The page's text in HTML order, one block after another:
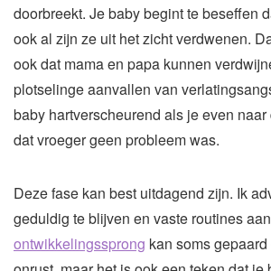
doorbreekt. Je baby begint te beseffen
ook al zijn ze uit het zicht verdwenen.
ook dat mama en papa kunnen
plotselinge aanvallen van
baby hartverscheurend als je even
dat vroeger geen probleem was.
Deze fase kan best uitdagend zijn. Ik
geduldig te blijven en vaste routines
ontwikkelingssprong kan soms